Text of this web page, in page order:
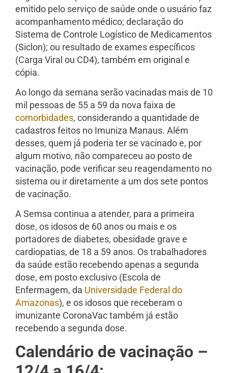
emitido pelo serviço de saúde onde o usuário faz
acompanhamento médico; declaração do
Sistema de Controle Logístico de Medicamentos
(Siclon); ou resultado de exames específicos
(Carga Viral ou CD4), também em original e
cópia.
Ao longo da semana serão vacinadas mais de 10
mil pessoas de 55 a 59 da nova faixa de
comorbidades, considerando a quantidade de
cadastros feitos no Imuniza Manaus. Além
desses, quem já poderia ter se vacinado e, por
algum motivo, não compareceu ao posto de
vacinação, pode verificar seu reagendamento no
sistema ou ir diretamente a um dos sete pontos
de vacinação.
A Semsa continua a atender, para a primeira
dose, os idosos de 60 anos ou mais e os
portadores de diabetes, obesidade grave e
cardiopatias, de 18 a 59 anos. Os trabalhadores
da saúde estão recebendo apenas a segunda
dose, em posto exclusivo (Escola de
Enfermagem, da Universidade Federal do
Amazonas), e os idosos que receberam o
imunizante CoronaVac também já estão
recebendo a segunda dose.
Calendário de vacinação –